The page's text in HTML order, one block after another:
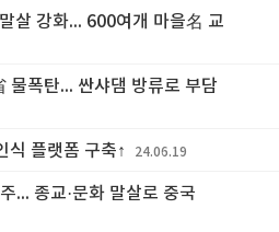
살 강화... 600여개 마을名 교
물폭탄... 싼샤댐 방류로 부담
식 플랫폼 구축↑ 24.06.19
... 종교·문화 말살로 중국